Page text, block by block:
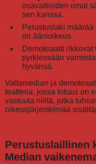
osavaltioiden omat
sen kanssa.
Perustuslaki
on äänioikeus.
Demokraatit
pyrkiessään
hyvänsä.
Valtamedian ja
teatteria, jossa totuus on
vastuuta niiltä, jotka
oikeusjärjestelmää
Perustuslaillinen
Median